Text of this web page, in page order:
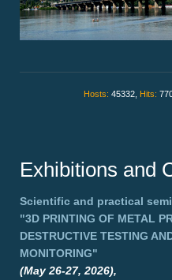
Hosts: 45332, Hits:
Exhibitions and
Scientific and practical
"3D PRINTING OF METAL
DESTRUCTIVE TESTING
MONITORING"
(May 26-27, 2026),